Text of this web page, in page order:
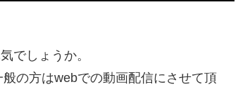
でしょうか。
の方はwebでの動画配信にさせて頂